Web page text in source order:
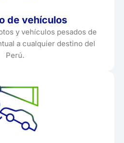
de vehículos
y vehículos pesados de
a cualquier destino del
Perú.